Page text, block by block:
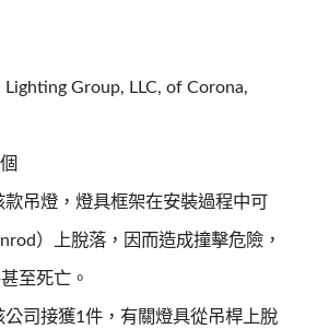
Group, LLC, of Corona,
吊燈，燈具框架在安裝過程中可
）上脫落，因而造成撞擊危險，
至死亡。
公司接獲1件，有關燈具從吊桿上脫